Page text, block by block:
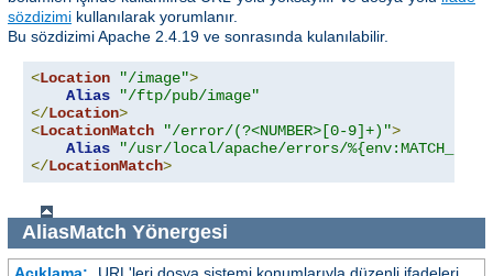
sözdizimi kullanılarak yorumlanır.
Bu sözdizimi Apache 2.4.19 ve sonrasında kulanılabilir.
<Location "/image">
Alias
"/ftp/pub/image"
</Location>
<LocationMatch "/error/(?<NUMBER>[0-9]+)">
Alias
"/usr/local/apache/errors/
</LocationMatch>
AliasMatch Yönergesi
Açıklama: URL'leri dosya sistemi konumlarıyla düzenli ifadeleri